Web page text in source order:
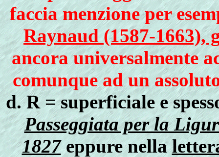
faccia menzione per
Raynaud (1587-1663),
ancora universalmente
comunque ad un
d. R = superficiale e
Passeggiata per la
1827eppure nella